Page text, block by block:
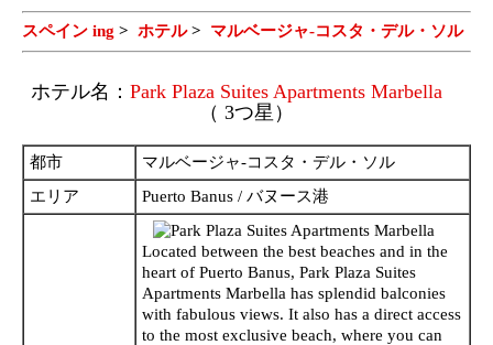
スペイン ing > ホテル> マルベージャ-コスタ・デル・ソル
ホテル名： Park Plaza Suites Apartments Marbella
（ 3つ星）
都市
マルベージャ-コスタ・デル・ソル
エリア
Puerto Banus / バヌース港
Located between the best beaches and in the
heart of Puerto Banus, Park Plaza Suites
Apartments Marbella has splendid balconies
with fabulous views. It also has a direct access
to the most exclusive beach, where you can